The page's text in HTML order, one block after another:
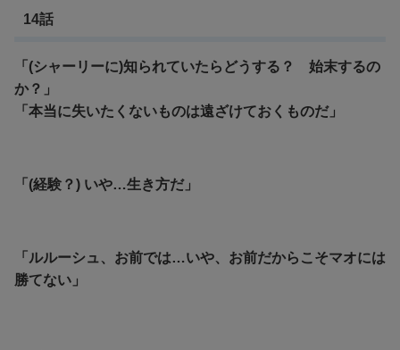
14話
「(シャーリーに)知られていたらどうする？ 始末するの
か？」
「本当に失いたくないものは遠ざけておくものだ」
「(経験？) いや…生き方だ」
「ルルーシュ、お前では…いや、お前だからこそマオには
勝てない」